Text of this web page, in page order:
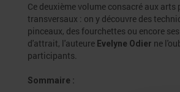
Ce deuxième volume consacré aux
transversaux : on y découvre des
pinceaux, des fourchettes ou encore
d'attrait, l'auteure Evelyne Odier ne
participants.
Sommaire :